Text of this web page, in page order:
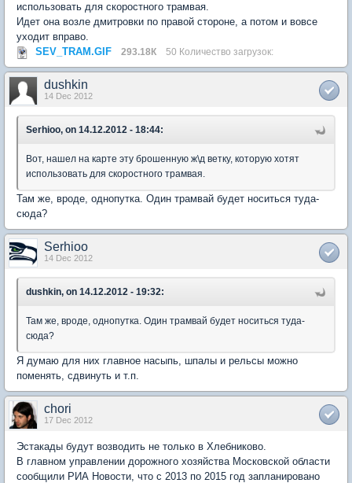
использовать для скоростного трамвая.
Идет она возле дмитровки по правой стороне, а потом и вовсе
уходит вправо.
SEV_TRAM.GIF
293.18К 50 Количество загрузок:
dushkin
14 Dec 2012
Serhioo, on 14.12.2012 - 18:44:
Вот, нашел на карте эту брошенную ж\д ветку, которую хотят
использовать для скоростного трамвая.
Там же, вроде, однопутка. Один трамвай будет носиться туда-
сюда?
Serhioo
14 Dec 2012
dushkin, on 14.12.2012 - 19:32:
Там же, вроде, однопутка. Один трамвай будет носиться туда-
сюда?
Я думаю для них главное насыпь, шпалы и рельсы можно
поменять, сдвинуть и т.п.
chori
17 Dec 2012
Эстакады будут возводить не только в Хлебниково.
В главном управлении дорожного хозяйства Московской области
сообщили РИА Новости, что с 2013 по 2015 год запланировано